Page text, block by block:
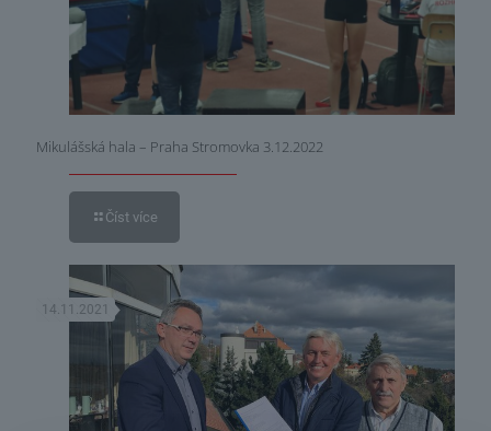
Mikulášská hala – Praha Stromovka 3.12.2022
Číst více
14.11.2021